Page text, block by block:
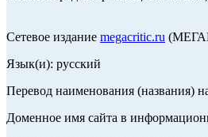
Сетевое издание megacritic.ru
Язык(и): русский
Перевод наименования (названия)
Доменное имя сайта в